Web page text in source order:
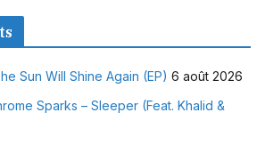
Sun Will Shine Again (EP) 6 août 2026
Sparks – Sleeper (Feat. Khalid &